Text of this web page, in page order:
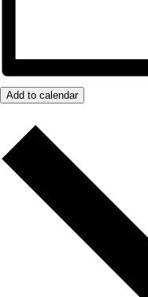
Add to calendar